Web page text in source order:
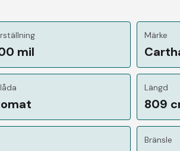
mil
Märke
Längd
809
Bränsle